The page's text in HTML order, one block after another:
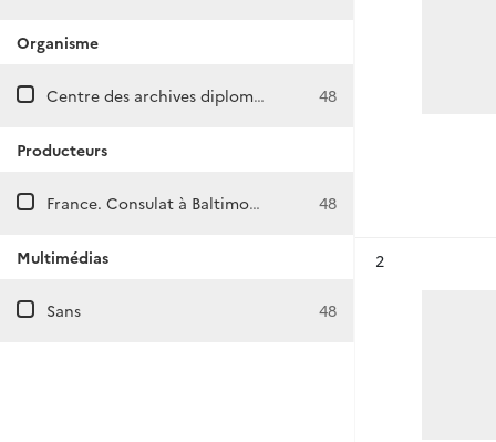
Organisme
Centre des archives diplomatiques de Nantes 48
Producteurs
France. Consulat à Baltimore (États-Unis) 48
Multimédias
Sans 48
2